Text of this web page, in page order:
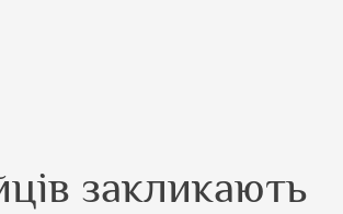
закликають